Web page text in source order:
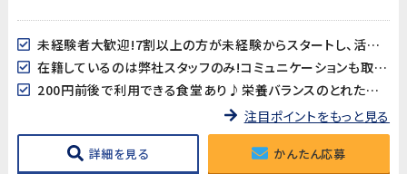
未経験者大歓迎!7割以上の方が未経験からスタートし、活躍されています!弊社管理者が常駐していますので、相談事などもし易い環境です
在籍しているのは弊社スタッフのみ!コミュニケーションも取り易く、初心者の方にもしっかりフォローが付きます!
200円前後で利用できる食堂あり♪栄養バランスのとれたメニューが揃っています!
注目ポイントをもっと見る
詳細を見る かんたん応募